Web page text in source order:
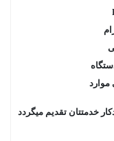
خدمتتان تقدیم میگردد